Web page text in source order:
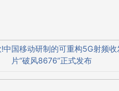
中国移动研制的可重构5G射频收
片“破风8676”正式发布